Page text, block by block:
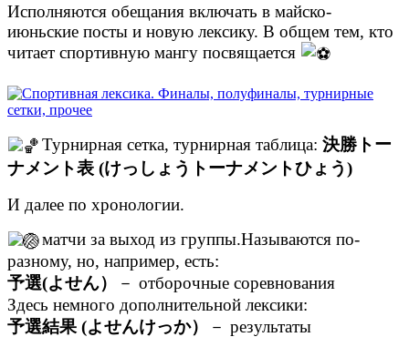
Исполняются обещания включать в майско-
июньские посты и новую лексику. В общем тем, кто
читает спортивную мангу посвящается
Турнирная сетка, турнирная таблица: 決勝トー
ナメント表 (けっしょうトーナメントひょう)
И далее по хронологии.
матчи за выход из группы.Называются по-
разному, но, например, есть:
予選(よせん）
－ отборочные соревнования
Здесь немного дополнительной лексики:
予選結果 (よせんけっか）
－ результаты